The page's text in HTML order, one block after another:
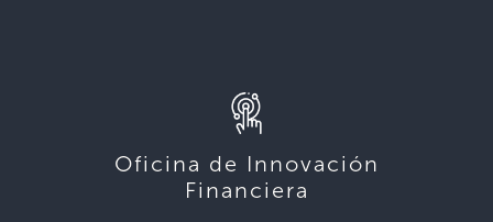
Oficina de Innovación
Financiera